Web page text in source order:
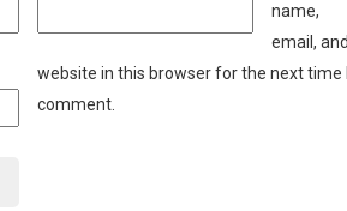
name,
email,
website in this browser for the next time
comment.